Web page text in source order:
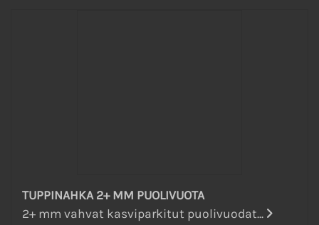
TUPPINAHKA 2+ MM PUOLIVUOTA
2+ mm vahvat kasviparkitut puolivuodat...